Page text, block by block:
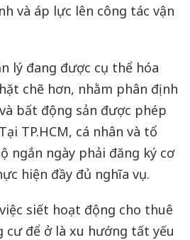
và áp lực lên công tác vận
lý đang được cụ thể hóa
chẽ hơn, nhằm phân định
bất động sản được phép
TP.HCM, cá nhân và tổ
ngắn ngày phải đăng ký cơ
hiện đầy đủ nghĩa vụ.
siết hoạt động cho thuê
cư để ở là xu hướng tất yếu